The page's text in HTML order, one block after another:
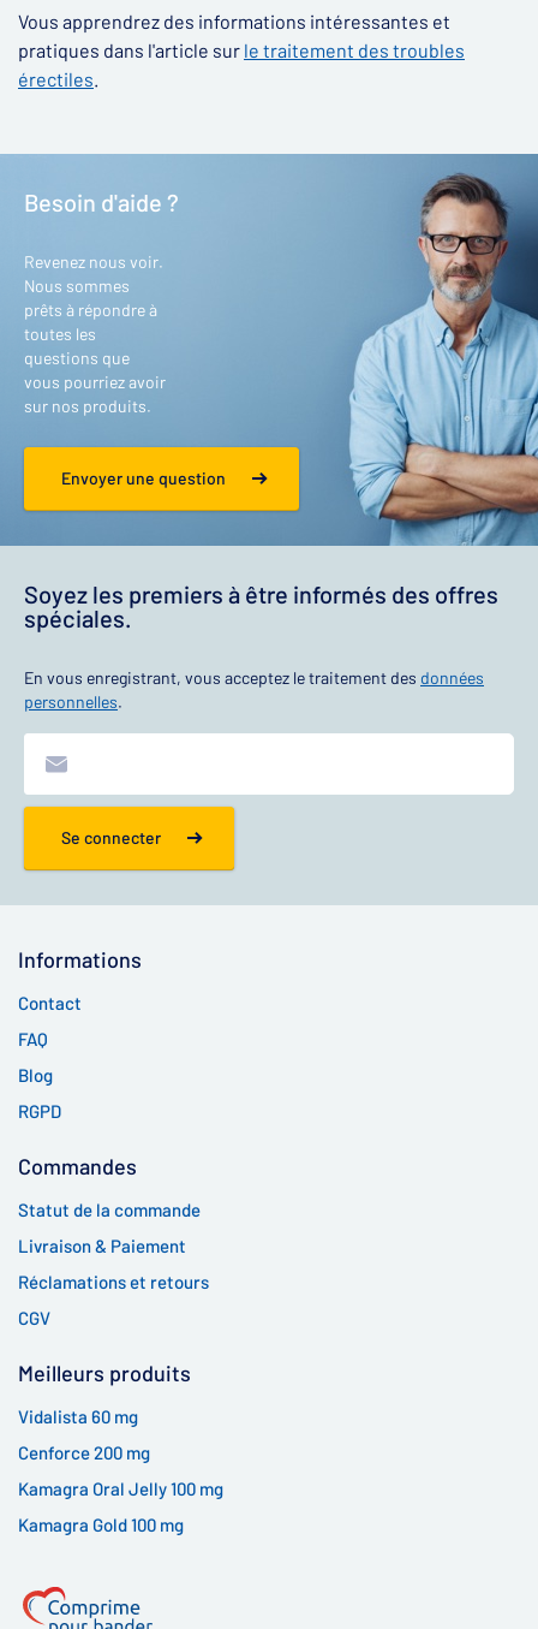
Vous apprendrez des informations intéressantes et
pratiques dans l'article sur le traitement des troubles
érectiles.
Besoin d'aide ?
Revenez nous voir.
Nous sommes
prêts à répondre à
toutes les
questions que
vous pourriez avoir
sur nos produits.
Envoyer une question
Soyez les premiers à être informés des offres
spéciales.
En vous enregistrant, vous acceptez le traitement des données
personnelles.
Se connecter
Informations
Contact
FAQ
Blog
RGPD
Commandes
Statut de la commande
Livraison & Paiement
Réclamations et retours
CGV
Meilleurs produits
Vidalista 60 mg
Cenforce 200 mg
Kamagra Oral Jelly 100 mg
Kamagra Gold 100 mg